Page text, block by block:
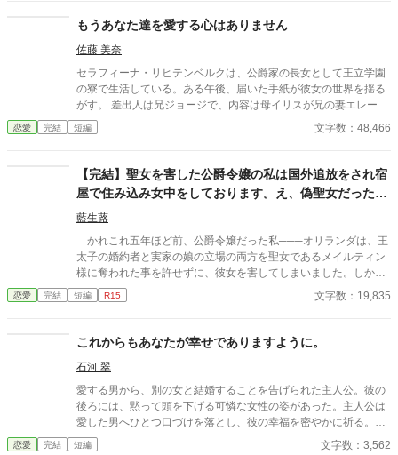
に向ける。王立学園の廊下には大勢の生徒が集まり、その中心に
は、三つの人影があった。一人は、マイナ。目の前には、この国
の第一王子──ローランドがいて、その隣では、ローランドの愛す
る婚約者、伯爵令嬢のリリアンが怒りで目を吊り上げていた。
もうあなた達を愛する心はありません
佐藤 美奈
セラフィーナ・リヒテンベルクは、公爵家の長女として王立学園
の寮で生活している。ある午後、届いた手紙が彼女の世界を揺る
がす。 差出人は兄ジョージで、内容は母イリスが兄の妻エレーヌ
をいびっているというものだった。最初は信じられなかったが、
手紙の中で兄は母の嫉妬に苦しむエレーヌを心配し、セラフィー
なかったが、兄の必死な頼みに胸が痛む。 セラフィーナは、一年
ぶりに実家に帰ると、母が物置に閉じ込められていた。幸せだっ
た家族の日常が壊れていく。魔法やファンタジー異世界系は、途
中からあるかもしれません。
恋愛 完結 短編 文字数：48,466
【完結】聖女を害した公爵令嬢の私は国外追放をされ宿
屋で住み込み女中をしております。え、偽聖女だった？
ごめんなさい知りません。
藍生蕗
かれこれ五年ほど前、公爵令嬢だった私───オリランダは、王
太子の婚約者と実家の娘の立場の両方を聖女であるメイルティン
様に奪われた事を許せずに、彼女を害してしまいました。しかし
それが王太子と実家から不興を買い、私は国外追放をされてしま
います。 そうして私は自らの罪と向き合い、平民となり宿屋で
更にどうして偽聖女の償いを今更私がしなければならないので
しょうか？ とりあえず今幸せなので帰って下さい。 ※ 設定は甘
めです ※ 他のサイトにも投稿しています
恋愛 完結 短編 R15 文字数：19,835
これからもあなたが幸せでありますように。
石河 翠
愛する男から、別の女と結婚することを告げられた主人公。彼の
後ろには、黙って頭を下げる可憐な女性の姿があった。主人公は
愛した男へひとつ口づけを落とし、彼の幸福を密やかに祈る。婚
約破棄風の台詞から始まる、よくある悲しい恋の結末。 小説家に
恋愛 完結 短編 文字数：3,562